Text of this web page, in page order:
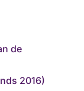
de
2016)